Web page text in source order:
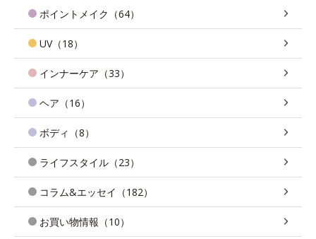
ポイントメイク（64）
UV（18）
インナーケア（33）
ヘア（16）
ボディ（8）
ライフスタイル（23）
コラム&エッセイ（182）
お買い物情報（10）